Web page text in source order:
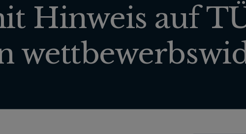
Hinweis auf